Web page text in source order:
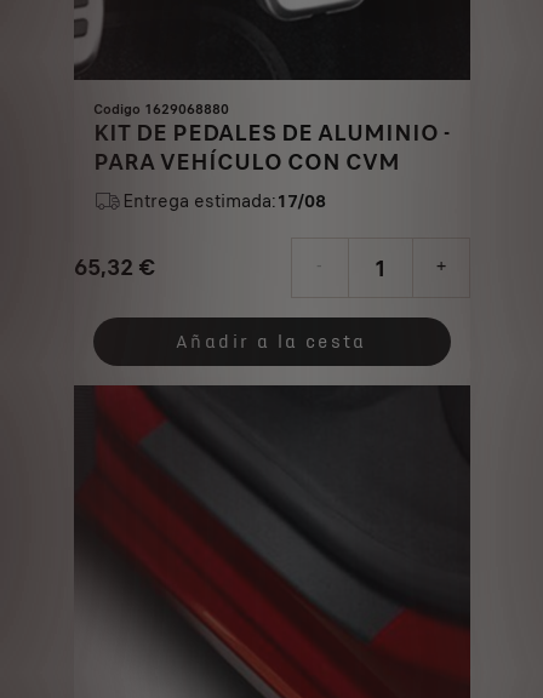
Codigo 1629068880
KIT DE PEDALES DE ALUMINIO -
PARA VEHÍCULO CON CVM
Entrega estimada:17/08
65,32 €
Price
65,32
- +
Quantity
updated
Añadir a la cesta